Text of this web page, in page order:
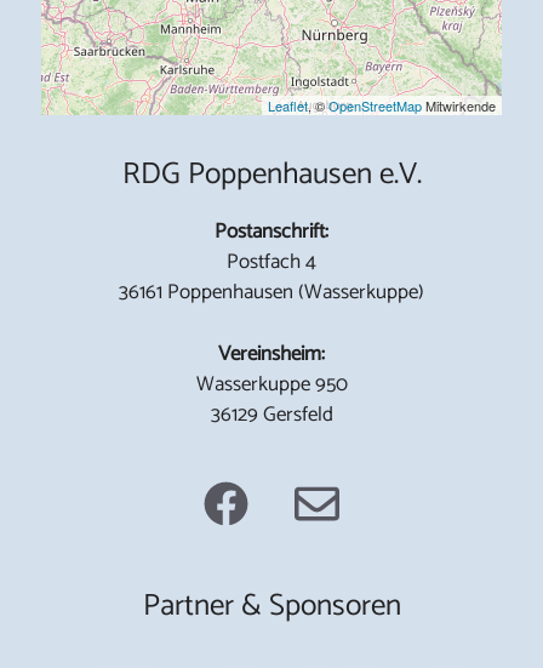
Leaflet, ©OpenStreetMapMitwirkende
RDG Poppenhausen e.V.
Postanschrift:
Postfach 4
36161 Poppenhausen (Wasserkuppe)
Vereinsheim:
Wasserkuppe 950
36129 Gersfeld
Partner & Sponsoren